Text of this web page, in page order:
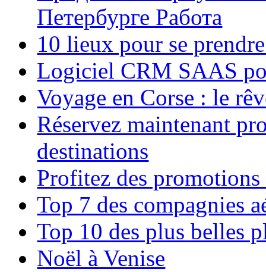
Петербурге Работа
10 lieux pour se
Logiciel CRM SAAS
Voyage en Corse : le
Réservez maintenant
destinations
Profitez des
Top 7 des compagnies
Top 10 des plus belles
Noël à Venise